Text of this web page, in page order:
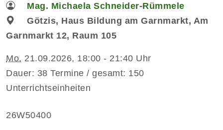
Mag. Michaela Schneider-Rümmele
Götzis, Haus Bildung am Garnmarkt, Am
Garnmarkt 12, Raum 105
Mo. 21.09.2026, 18:00 - 21:40 Uhr
Dauer: 38 Termine / gesamt: 150
Unterrichtseinheiten
26W50400